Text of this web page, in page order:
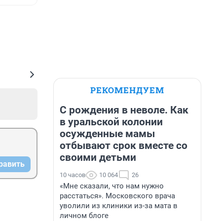
РЕКОМЕНДУЕМ
С рождения в неволе. Как
в уральской колонии
осужденные мамы
отбывают срок вместе со
своими детьми
10 часов 10 064 26
«Мне сказали, что нам нужно
расстаться». Московского врача
уволили из клиники из-за мата в
личном блоге